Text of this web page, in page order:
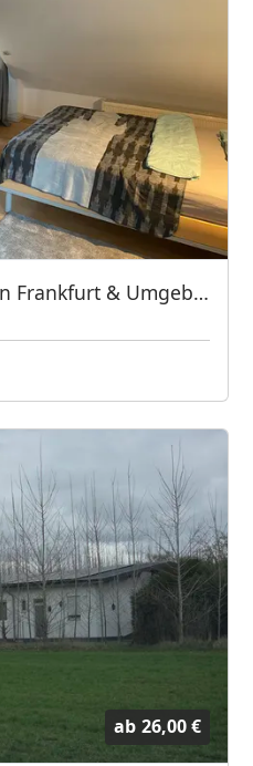
Schöne Wohnungen in Frankfurt & Umgebung - PIM APARTMENTS
ab 26,00 €